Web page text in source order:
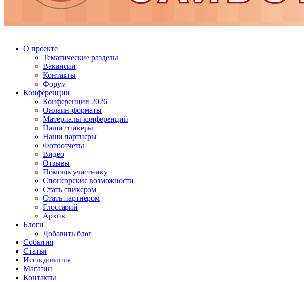
О проекте
Тематические разделы
Вакансии
Контакты
Форум
Конференции
Конференции 2026
Онлайн-форматы
Материалы конференций
Наши спикеры
Наши партнеры
Фотоотчеты
Видео
Отзывы
Помощь участнику
Спонсорские возможности
Стать спикером
Стать партнером
Глоссарий
Архив
Блоги
Добавить блог
События
Статьи
Исследования
Магазин
Контакты